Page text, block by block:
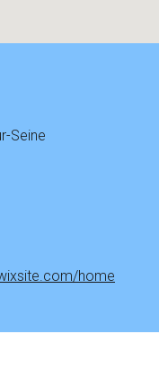
Seine
home